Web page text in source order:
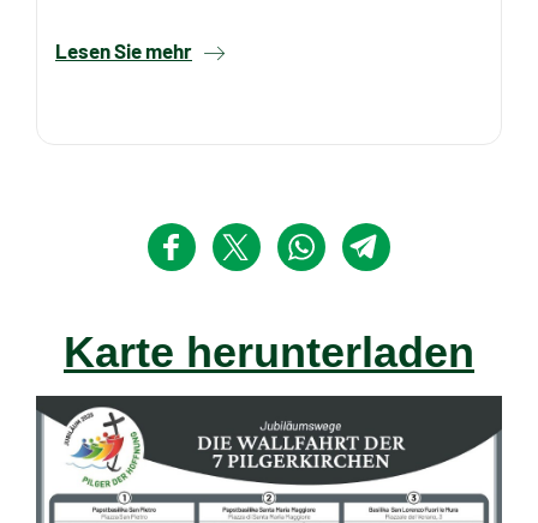
Lesen Sie mehr
Karte herunterladen